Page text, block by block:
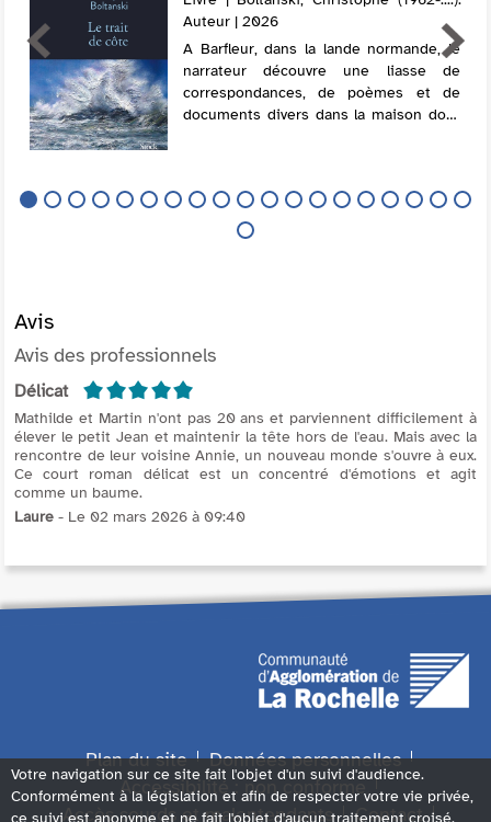
Auteur | 2026
A Barfleur, dans la lande normande, le
narrateur découvre une liasse de
correspondances, de poèmes et de
documents divers dans la maison dont
Avis
Avis des professionnels
Délicat 5/5
Mathilde et Martin n'ont pas 20 ans et parviennent difficilement à
élever le petit Jean et maintenir la tête hors de l'eau. Mais avec la
rencontre de leur voisine Annie, un nouveau monde s'ouvre à eux.
Ce court roman délicat est un concentré d'émotions et agit
comme un baume.
Laure - Le 02 mars 2026 à 09:40
Plan du site
Données personnelles
Accessibilité : non conforme
Accès sourds et malentendants
Contact
Votre navigation sur ce site fait l'objet d'un suivi d'audience.
Conformément à la législation et afin de respecter votre vie privée,
ce suivi est anonyme et ne fait l'objet d'aucun traitement croisé.